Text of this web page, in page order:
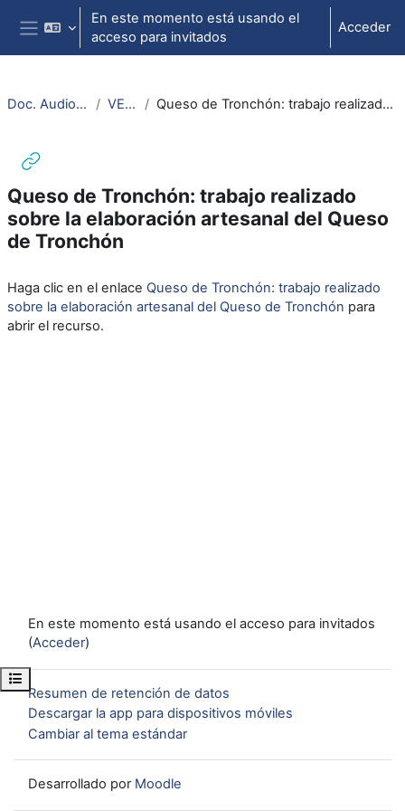
Salta al contenido principal
Panel lateral
En este momento está usando el
acceso para invitados
Acceder
Abrir índice del curso
Doc. Audiovisuales Veterinaria VETERINARIA Queso de Tronchón: trabajo realizado sobre la elaboración artesanal del Queso de Tronchón
Queso de Tronchón: trabajo realizado
sobre la elaboración artesanal del Queso
de Tronchón
Haga clic en el enlace Queso de Tronchón: trabajo realizado
sobre la elaboración artesanal del Queso de Tronchón para
abrir el recurso.
En este momento está usando el acceso para invitados
(Acceder)
Resumen de retención de datos
Descargar la app para dispositivos móviles
Cambiar al tema estándar
Desarrollado por Moodle